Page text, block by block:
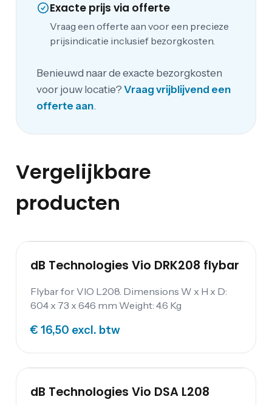
Exacte prijs via offerte
Vraag een offerte aan voor een precieze
prijsindicatie inclusief bezorgkosten.
Benieuwd naar de exacte bezorgkosten
voor jouw locatie?Vraag vrijblijvend een
offerte aan.
Vergelijkbare
producten
dB Technologies Vio DRK208 flybar
Flybar for VIO L208. Dimensions W x H x D:
604 x 73 x 646 mm Weight: 4.6 Kg
€ 16,50 excl. btw
dB Technologies Vio DSA L208